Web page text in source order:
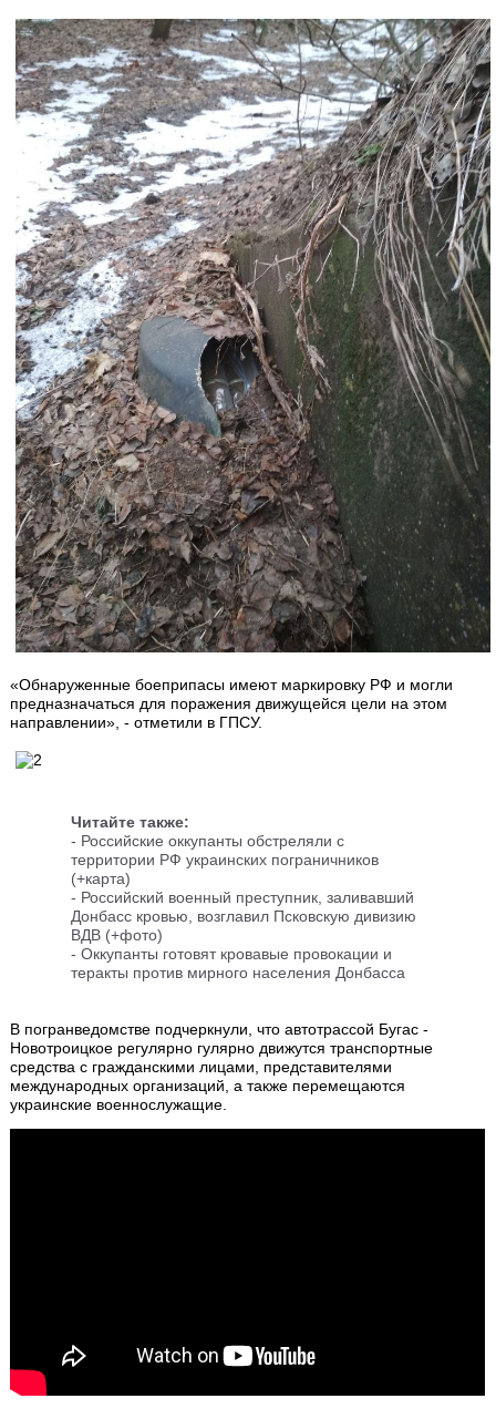
«Обнаруженные боеприпасы имеют маркировку РФ и могли
предназначаться для поражения движущейся цели на этом
направлении», - отметили в ГПСУ.
Читайте также:
- Российские оккупанты обстреляли с
территории РФ украинских пограничников
(+карта)
- Российский военный преступник, заливавший
Донбасс кровью, возглавил Псковскую дивизию
ВДВ (+фото)
-Оккупанты готовят кровавые провокации и
теракты против мирного населения Донбасса
В погранведомстве подчеркнули, что автотрассой Бугас -
Новотроицкое регулярно гулярно движутся транспортные
средства с гражданскими лицами, представителями
международных организаций, а также перемещаются
украинские военнослужащие.